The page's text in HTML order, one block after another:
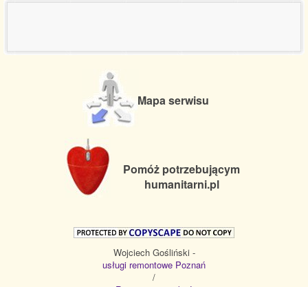
Mapa serwisu
Pomóż potrzebującym
humanitarni.pl
Wojciech Gośliński -
usługi remontowe Poznań
/